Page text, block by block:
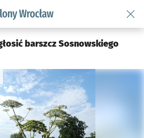
wroclaw.pl podserwis: Środowisko we
barszcz Sosnowskiego